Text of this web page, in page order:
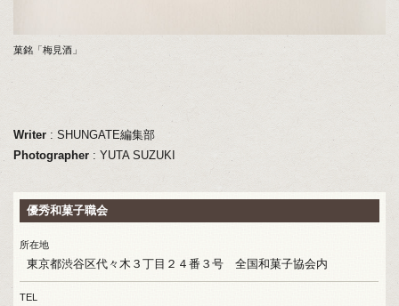
菓銘「梅見酒」
Writer: SHUNGATE編集部
Photographer: YUTA SUZUKI
優秀和菓子職会
所在地
東京都渋谷区代々木３丁目２４番３号 全国和菓子協会内
TEL